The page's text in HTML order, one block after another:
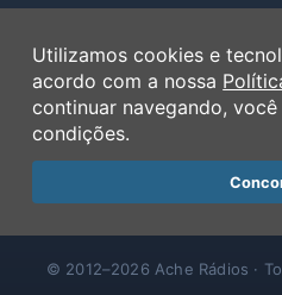
Termos de Uso
Política de Privacidade
Ferramentas
Contato
© 2012–2026 Ache Rádios ·
Utilizamos cookies e
acordo com a nossa
continuar navegando,
condições.